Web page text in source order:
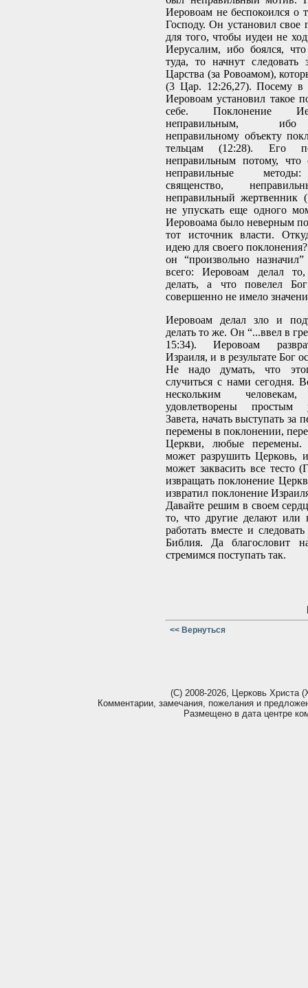
Иеровоам не беспокоился о
Господу. Он установил свое
для того, чтобы иудеи не
Иерусалим, ибо боялся,
туда, то начнут
Царства (за Ровоамом),
(3 Цар. 12:26,27). Посему в
Иеровоам установил такое
себе. Поклонение
неправильным, ибо
неправильному объекту
тельцам (12:28). Его
неправильным потому, что
неправильные
священство,
неправильный жертвенник
не упускать еще одного
Иеровоама было неверным
тот источник власти.
идею для своего
он “произвольно
всего: Иеровоам делал
делать, а что повелел
совершенно не имело
Иеровоам делал зло и
делать то же. Он “...ввел в
15:34). Иеровоам
Израиля, и в результате Бог
Не надо думать, что
случиться с нами сегодня.
нескольким
удовлетворены простым
Завета, начать выступать за
перемены в поклонении,
Церкви, любые перемены.
может разрушить Церковь,
может заквасить все тесто
извращать поклонение
извратил поклонение
Давайте решим в своем
то, что другие делают или
работать вместе и
Библия. Да благословит
стремимся поступать так.
<< Вернуться
(С) 2008-2026, Церковь Христа
Комментарии, замечания, пожелания и
Размещено в дата центре